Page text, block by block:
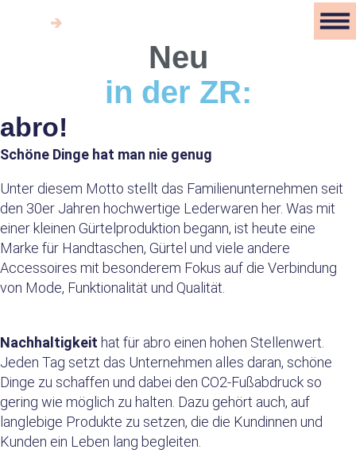
Neu
in der ZR:
abro!
Schöne Dinge hat man nie genug
Unter diesem Motto stellt das Familienunternehmen seit
den 30er Jahren hochwertige Lederwaren her. Was mit
einer kleinen Gürtelproduktion begann, ist heute eine
Marke für Handtaschen, Gürtel und viele andere
Accessoires mit besonderem Fokus auf die Verbindung
von Mode, Funktionalität und Qualität.
Nachhaltigkeit hat für abro einen hohen Stellenwert.
Jeden Tag setzt das Unternehmen alles daran, schöne
Dinge zu schaffen und dabei den CO2-Fußabdruck so
gering wie möglich zu halten. Dazu gehört auch, auf
langlebige Produkte zu setzen, die die Kundinnen und
Kunden ein Leben lang begleiten.